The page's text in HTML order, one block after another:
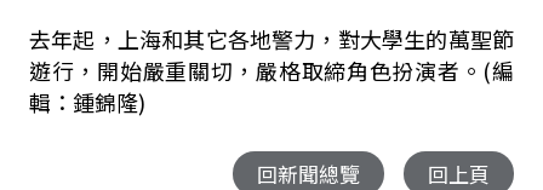
去年起，上海和其它各地警力，對大學生的萬聖節
遊行，開始嚴重關切，嚴格取締角色扮演者。 (編
輯：鍾錦隆)
回新聞總覽 回上頁